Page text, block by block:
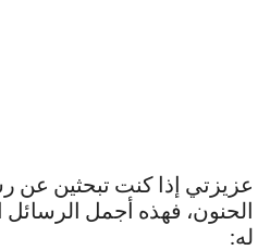
عزيزتي إذا كنت تبحثين عن
الحنون، فهذه أجمل الرسائل
له: